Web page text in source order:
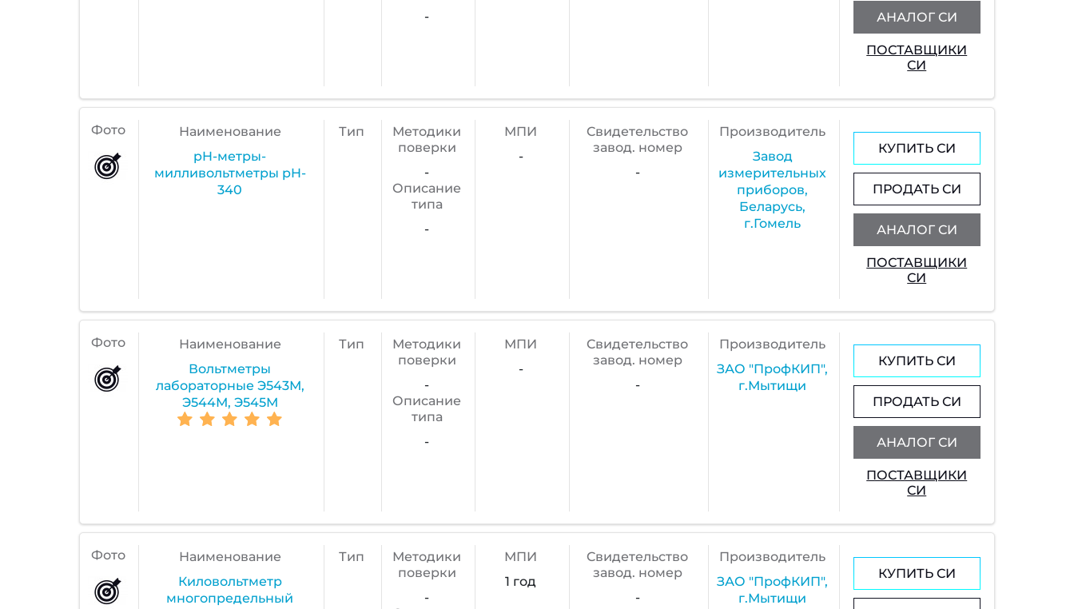
-
АНАЛОГ СИ
ПОСТАВЩИКИ
СИ
Фото
Наименование
pH-метры-
милливольтметры pH-
340
Тип
Методики
поверки
-
Описание
типа
-
МПИ
-
Cвидетельство
завод. номер
-
Производитель
Завод
измерительных
приборов,
Беларусь,
г.Гомель
КУПИТЬ СИ
ПРОДАТЬ СИ
АНАЛОГ СИ
ПОСТАВЩИКИ
СИ
Фото
Наименование
Вольтметры
лабораторные Э543М,
Э544М, Э545М
Тип
Методики
поверки
-
Описание
типа
-
МПИ
-
Cвидетельство
завод. номер
-
Производитель
ЗАО "ПрофКИП",
г.Мытищи
КУПИТЬ СИ
ПРОДАТЬ СИ
АНАЛОГ СИ
ПОСТАВЩИКИ
СИ
Фото
Наименование
Киловольтметр
многопредельный
Тип
Методики
поверки
-
МПИ
1 год
Cвидетельство
завод. номер
-
Производитель
ЗАО "ПрофКИП",
г.Мытищи
КУПИТЬ СИ